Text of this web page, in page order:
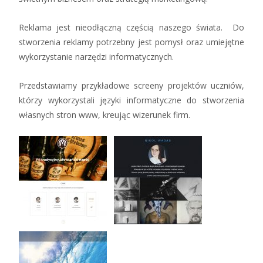
Reklama jest nieodłączną częścią naszego świata. Do
stworzenia reklamy potrzebny jest pomysł oraz umiejętne
wykorzystanie narzędzi informatycznych.
Przedstawiamy przykładowe screeny projektów uczniów,
którzy wykorzystali języki informatyczne do stworzenia
własnych stron www, kreując wizerunek firm.